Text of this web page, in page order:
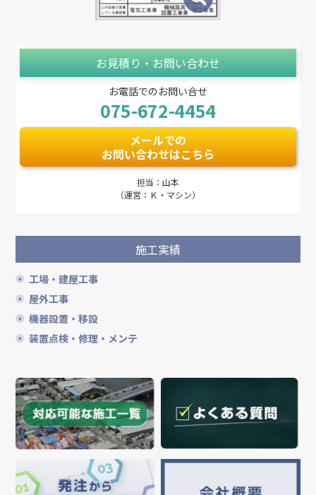
お見積り・お問い合わせ
お電話でのお問い合せ
075-672-4454
メールでの
お問い合わせはこちら
担当：山本
（運営：Ｋ・マシン）
施工実績
工場・建屋工事
屋外工事
機器設置・移設
装置点検・修理・メンテ